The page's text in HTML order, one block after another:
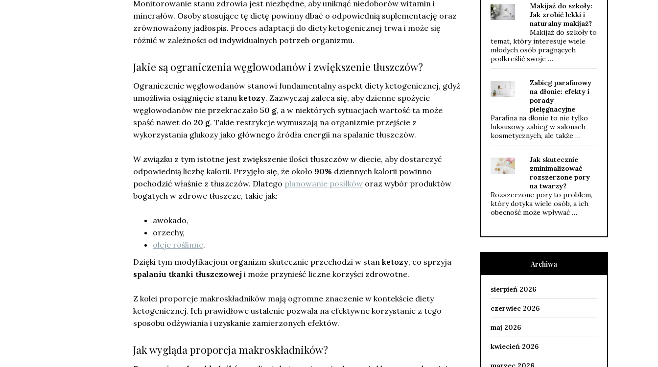
Monitorowanie stanu zdrowia jest niezbędne, aby uniknąć niedoborów witamin i
minerałów. Osoby stosujące tę dietę powinny dbać o odpowiednią suplementację oraz
zrównoważony jadłospis. Proces adaptacji do diety ketogenicznej trwa i może się
różnić w zależności od indywidualnych potrzeb organizmu.
Jakie są ograniczenia węglowodanów i zwiększenie tłuszczów?
Ograniczenie węglowodanów stanowi fundamentalny aspekt diety ketogenicznej, gdyż
umożliwia osiągnięcie stanu ketozy. Zazwyczaj zaleca się, aby dzienne spożycie
węglowodanów nie przekraczało 50 g, a w niektórych sytuacjach wartość ta może
spaść nawet do 20 g. Takie restrykcje wymuszają na organizmie przejście z
wykorzystania glukozy jako głównego źródła energii na spalanie tłuszczów.
W związku z tym istotne jest zwiększenie ilości tłuszczów w diecie, aby dostarczyć
odpowiednią liczbę kalorii. Przyjęło się, że około 90% dziennych kalorii powinno
pochodzić właśnie z tłuszczów. Dlatego planowanie posiłków oraz wybór produktów
bogatych w zdrowe tłuszcze, takie jak:
awokado,
orzechy,
oleje roślinne.
Dzięki tym modyfikacjom organizm skutecznie przechodzi w stan ketozy, co sprzyja
spalaniu tkanki tłuszczowej i może przynieść liczne korzyści zdrowotne.
Z kolei proporcje makroskładników mają ogromne znaczenie w kontekście diety
ketogenicznej. Ich prawidłowe ustalenie pozwala na efektywne korzystanie z tego
sposobu odżywiania i uzyskanie zamierzonych efektów.
Jak wygląda proporcja makroskładników?
Makijaż do szkoły:
Jak zrobić lekki i
naturalny makijaż?
Makijaż do szkoły to
temat, który interesuje wiele
młodych osób pragnących
podkreślić swoje …
Zabieg parafinowy
na dłonie: efekty i
porady
pielęgnacyjne
Parafina na dłonie to nie tylko
luksusowy zabieg w salonach
kosmetycznych, ale także …
Jak skutecznie
zminimalizować
rozszerzone pory
na twarzy?
Rozszerzone pory to problem,
który dotyka wiele osób, a ich
obecność może wpływać …
Archiwa
sierpień 2026
czerwiec 2026
maj 2026
kwiecień 2026